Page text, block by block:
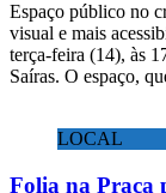
Espaço público no
visual e mais
terça-feira (14), às
Saíras. O espaço,
LOCAL
Folia na Praça